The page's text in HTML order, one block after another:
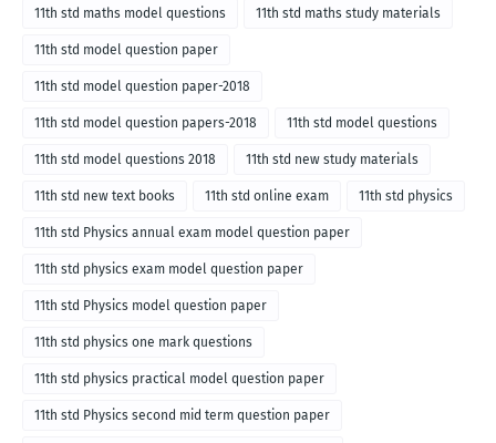
11th std maths model questions 11th std maths study materials
11th std model question paper
11th std model question paper-2018
11th std model question papers-2018 11th std model questions
11th std model questions 2018 11th std new study materials
11th std new text books 11th std online exam 11th std physics
11th std Physics annual exam model question paper
11th std physics exam model question paper
11th std Physics model question paper
11th std physics one mark questions
11th std physics practical model question paper
11th std Physics second mid term question paper